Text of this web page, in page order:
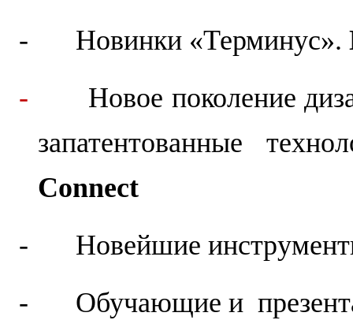
-
Новинки «Терминус».
-
Новое поколение
запатентованные
Connect
-
Новейшие
-
Обучающие и